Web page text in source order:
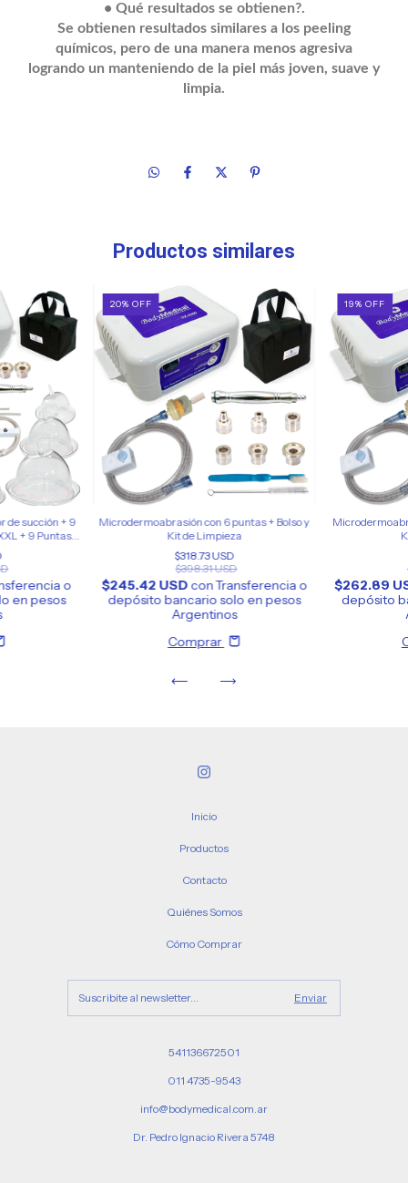
• Qué resultados se obtienen?.
Se obtienen resultados similares a los peeling
químicos, pero de una manera menos agresiva
logrando un manteniendo de la piel más joven, suave y
limpia.
Productos similares
de succión + 9
+ 9 Puntas
o
en pesos
20% OFF
Microdermoabrasión con 6 puntas + Bolso y
Kit de Limpieza
$318.73 USD
$398.31 USD
$245.42 USD conTransferencia o
depósito bancario solo en pesos
Argentinos
Comprar
19%OFF
$262.89
depósito
Inicio
Productos
Contacto
Quiénes Somos
Cómo Comprar
541136672501
011 4735-9543
info@bodymedical.com.ar
Dr. Pedro Ignacio Rivera 5748